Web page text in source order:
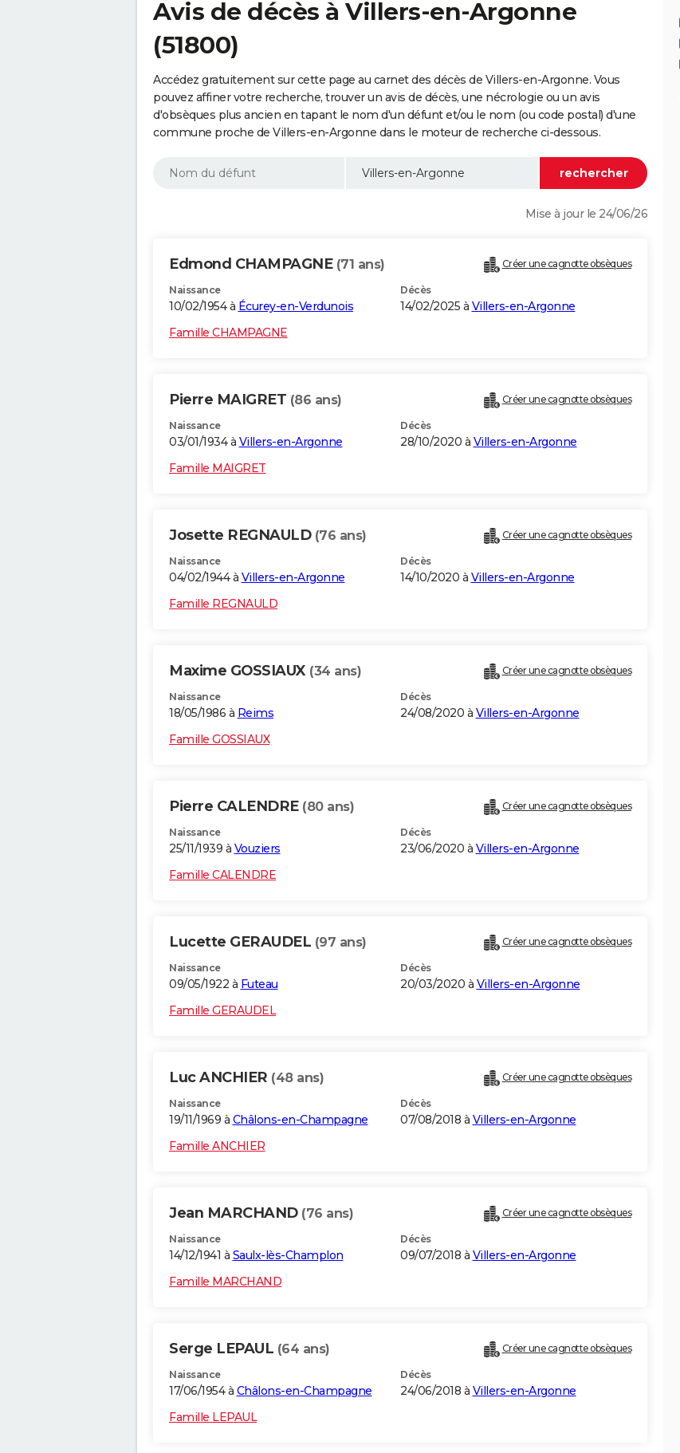
Avis de décès à Villers-en-Argonne
(51800)
Accédez gratuitement sur cette page au carnet des décès de Villers-en-Argonne. Vous
pouvez affiner votre recherche, trouver un avis de décès, une nécrologie ou un avis
d'obsèques plus ancien en tapant le nom d'un défunt et/ou le nom (ou code postal) d'une
commune proche de Villers-en-Argonne dans le moteur de recherche ci-dessous.
Mise à jour le 24/06/26
Edmond CHAMPAGNE (71 ans) Créer une cagnotte obsèques
Naissance
10/02/1954 à Écurey-en-Verdunois
Décès
14/02/2025 à Villers-en-Argonne
Famille CHAMPAGNE
Pierre MAIGRET (86 ans) Créer une cagnotte obsèques
Naissance
03/01/1934 à Villers-en-Argonne
Décès
28/10/2020 à Villers-en-Argonne
Famille MAIGRET
Josette REGNAULD (76 ans) Créer une cagnotte obsèques
Naissance
04/02/1944 à Villers-en-Argonne
Décès
14/10/2020 à Villers-en-Argonne
Famille REGNAULD
Maxime GOSSIAUX (34 ans) Créer une cagnotte obsèques
Naissance
18/05/1986 à Reims
Décès
24/08/2020 à Villers-en-Argonne
Famille GOSSIAUX
Pierre CALENDRE (80 ans) Créer une cagnotte obsèques
Naissance
25/11/1939 à Vouziers
Décès
23/06/2020 à Villers-en-Argonne
Famille CALENDRE
Lucette GERAUDEL (97 ans) Créer une cagnotte obsèques
Naissance
09/05/1922 à Futeau
Décès
20/03/2020 à Villers-en-Argonne
Famille GERAUDEL
Luc ANCHIER (48 ans) Créer une cagnotte obsèques
Naissance
19/11/1969 à Châlons-en-Champagne
Décès
07/08/2018 à Villers-en-Argonne
Famille ANCHIER
Jean MARCHAND (76 ans) Créer une cagnotte obsèques
Naissance
14/12/1941 à Saulx-lès-Champlon
Décès
09/07/2018 à Villers-en-Argonne
Famille MARCHAND
Serge LEPAUL (64 ans) Créer une cagnotte obsèques
Naissance
17/06/1954 à Châlons-en-Champagne
Décès
24/06/2018 à Villers-en-Argonne
Famille LEPAUL